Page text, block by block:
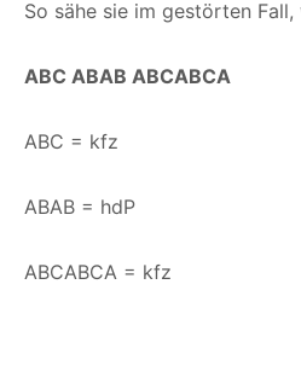
So sähe sie im gestörten
ABC ABAB ABCABCA
ABC = kfz
ABAB = hdP
ABCABCA = kfz